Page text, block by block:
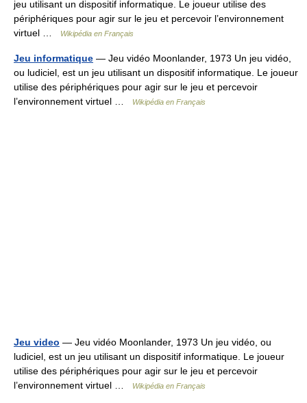
jeu utilisant un dispositif informatique. Le joueur utilise des
périphériques pour agir sur le jeu et percevoir l’environnement
virtuel …
Wikipédia en Français
Jeu informatique — Jeu vidéo Moonlander, 1973 Un jeu vidéo,
ou ludiciel, est un jeu utilisant un dispositif informatique. Le joueur
utilise des périphériques pour agir sur le jeu et percevoir
l’environnement virtuel …
Wikipédia en Français
Jeu video — Jeu vidéo Moonlander, 1973 Un jeu vidéo, ou
ludiciel, est un jeu utilisant un dispositif informatique. Le joueur
utilise des périphériques pour agir sur le jeu et percevoir
l’environnement virtuel …
Wikipédia en Français